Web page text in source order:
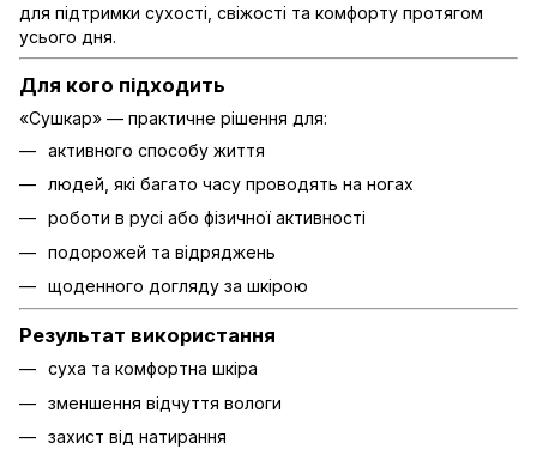
для підтримки сухості, свіжості та комфорту протягом
усього дня.
Для кого підходить
«Сушкар» — практичне рішення для:
активного способу життя
людей, які багато часу проводять на ногах
роботи в русі або фізичної активності
подорожей та відряджень
щоденного догляду за шкірою
Результат використання
суха та комфортна шкіра
зменшення відчуття вологи
захист від натирання